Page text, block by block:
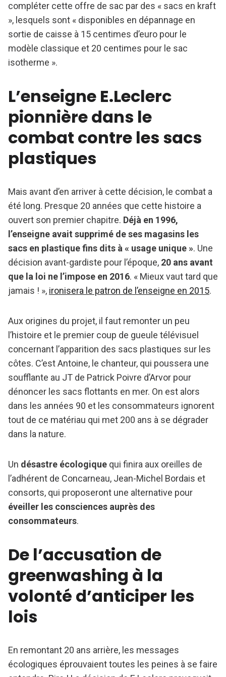
compléter cette offre de sac par des « sacs en kraft
», lesquels sont « disponibles en dépannage en
sortie de caisse à 15 centimes d’euro pour le
modèle classique et 20 centimes pour le sac
isotherme ».
L’enseigne E.Leclerc
pionnière dans le
combat contre les sacs
plastiques
Mais avant d’en arriver à cette décision, le combat a
été long. Presque 20 années que cette histoire a
ouvert son premier chapitre. Déjà en 1996,
l’enseigne avait supprimé de ses magasins les
sacs en plastique fins dits à « usage unique ». Une
décision avant-gardiste pour l’époque, 20 ans avant
que la loi ne l’impose en 2016. « Mieux vaut tard que
jamais ! », ironisera le patron de l’enseigne en 2015.
Aux origines du projet, il faut remonter un peu
l’histoire et le premier coup de gueule télévisuel
concernant l’apparition des sacs plastiques sur les
côtes. C’est Antoine, le chanteur, qui poussera une
soufflante au JT de Patrick Poivre d’Arvor pour
dénoncer les sacs flottants en mer. On est alors
dans les années 90 et les consommateurs ignorent
tout de ce matériau qui met 200 ans à se dégrader
dans la nature.
Un désastre écologique qui finira aux oreilles de
l’adhérent de Concarneau, Jean-Michel Bordais et
consorts, qui proposeront une alternative pour
éveiller les consciences auprès des
consommateurs.
De l’accusation de
greenwashing à la
volonté d’anticiper les
lois
En remontant 20 ans arrière, les messages
écologiques éprouvaient toutes les peines à se faire